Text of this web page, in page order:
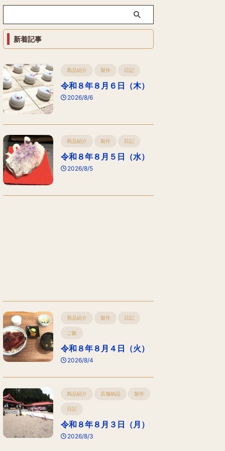
新着記事
商品紹介 製作 日記
令和８年８月６日（木）
2026/8/6
商品紹介 製作 日記
令和８年８月５日（水）
2026/8/5
商品紹介 製作 日記
ご飯
令和８年８月４日（火）
2026/8/4
商品紹介 店舗納品 製作
日記
令和８年８月３日（月）
2026/8/3